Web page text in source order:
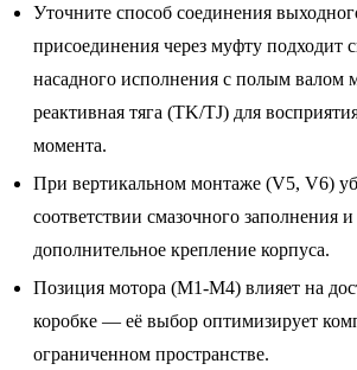
Уточните способ соединения
присоединения через муфту подходит
насадного исполнения с полым валом
реактивная тяга (TK/TJ) для
момента.
При вертикальном монтаже (V5, V6)
соответствии смазочного заполнения
дополнительное крепление корпуса.
Позиция мотора (M1-M4) влияет на
коробке — её выбор оптимизирует
ограниченном пространстве.